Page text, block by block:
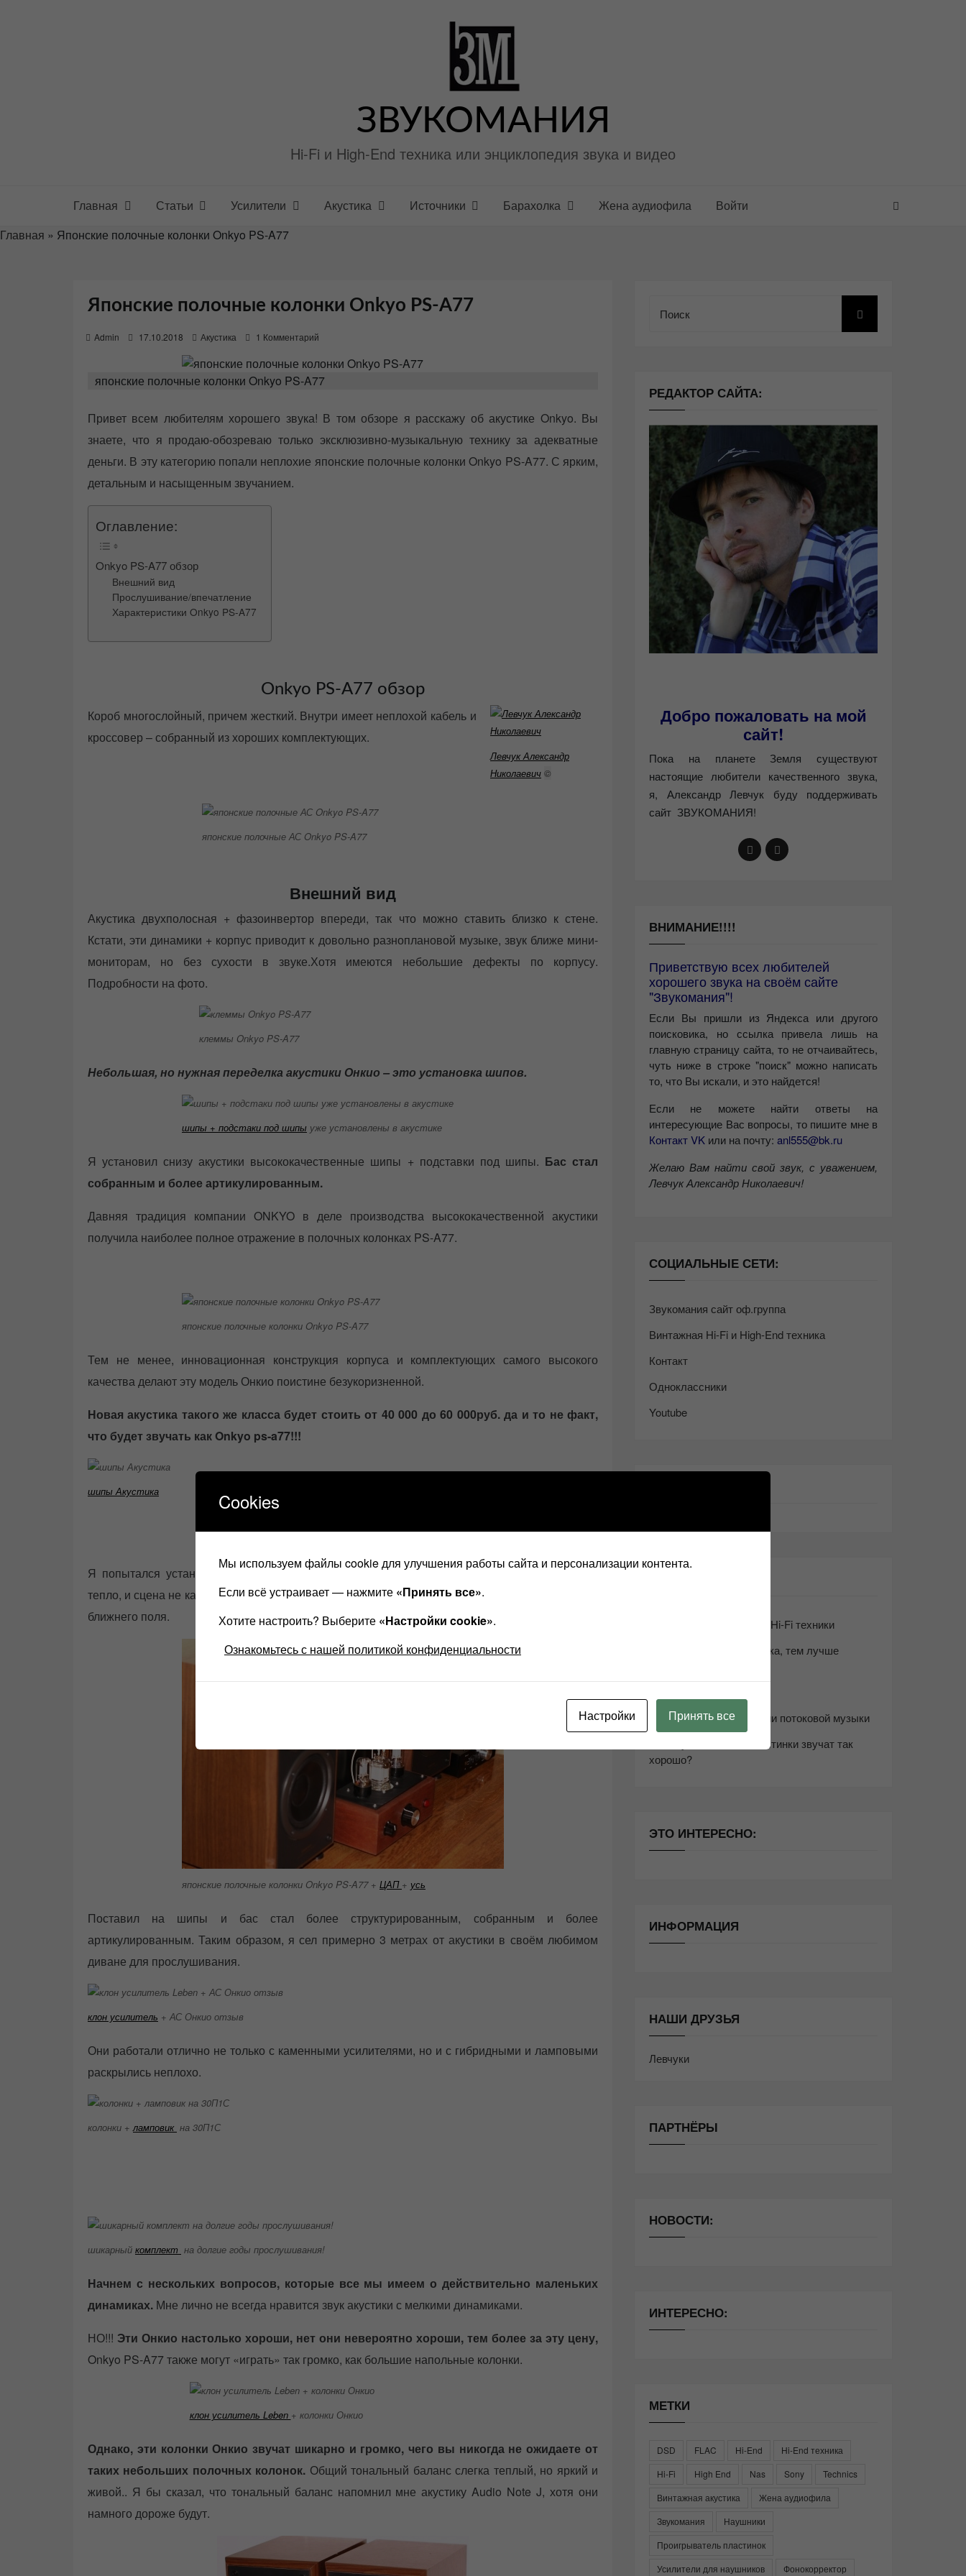
ЗВУКОМАНИЯ
Hi-Fi и High-End техника или энциклопедия звука и видео
Главная Статьи Усилители Акустика Источники Барахолка Жена аудиофила
Войти
Главная » Японские полочные колонки Onkyo PS-A77
Японские полочные колонки Onkyo PS-A77
Admin
e
o
n
17.10.2018 Акустика 1 Комментарий
японские полочные колонки Onkyo PS-A77
Привет всем любителям хорошего звука! В том обзоре я расскажу об акустике Onkyo. Вы
знаете, что я продаю-обозреваю только эксклюзивно-музыкальную технику за адекватные
деньги. В эту категорию попали неплохие японские полочные колонки Onkyo PS-A77. С ярким,
детальным и насыщенным звучанием.
Оглавление:
Onkyo PS-A77 обзор
Внешний вид
Прослушивание/впечатление
Характеристики Onkyo PS-A77
Onkyo PS-A77 обзор
Левчук Александр
Николаевич ©
Короб многослойный, причем жесткий. Внутри имеет неплохой кабель и
кроссовер – собранный из хороших комплектующих.
японские полочные АС Onkyo PS-A77
Внешний вид
Акустика двухполосная + фазоинвертор впереди, так что можно ставить близко к стене.
Кстати, эти динамики + корпус приводит к довольно разноплановой музыке, звук ближе мини-
мониторам, но без сухости в звуке.Хотя имеются небольшие дефекты по корпусу.
Подробности на фото.
клеммы Onkyo PS-A77
Небольшая, но нужная переделка акустики Онкио – это установка шипов.
шипы + подстаки под шипы уже установлены в акустике
Я установил снизу акустики высококачественные шипы + подставки под шипы. Бас стал
собранным и более артикулированным.
Давняя традиция компании ONKYO в деле производства высококачественной акустики
получила наиболее полное отражение в полочных колонках PS-A77.
японские полочные колонки Onkyo PS-A77
Тем не менее, инновационная конструкция корпуса и комплектующих самого высокого
качества делают эту модель Онкио поистине безукоризненной.
Новая акустика такого же класса будет стоить от 40 000 до 60 000руб. да и то не факт,
что будет звучать как Onkyo ps-a77!!!
шипы Акустика
Я попытался установить акустику Онкио близко к задней стене, и они зазвучали слишком
тепло, и сцена не казалась размытой. Поэтому я рекомендую их не только для прослушивания
ближнего поля.
японские полочные колонки Onkyo PS-A77 + ЦАП + усь
Поставил на шипы и бас стал более структурированным, собранным и более
артикулированным. Таким образом, я сел примерно 3 метрах от акустики в своём любимом
диване для прослушивания.
клон усилитель + АС Онкио отзыв
Они работали отлично не только с каменными усилителями, но и с гибридными и ламповыми
раскрылись неплохо.
колонки +ламповик на 30П1С
шикарный комплект на долгие годы прослушивания!
Начнем с нескольких вопросов, которые все мы имеем о действительно маленьких
динамиках. Мне лично не всегда нравится звук акустики с мелкими динамиками.
НО!!! Эти Онкио настолько хороши, нет они невероятно хороши, тем более за эту цену,
Onkyo PS-A77 также могут «играть» так громко, как большие напольные колонки.
клон усилитель Leben + колонки Онкио
Однако, эти колонки Онкио звучат шикарно и громко, чего вы никогда не ожидаете от
таких небольших полочных колонок. Общий тональный баланс слегка теплый, но яркий и
живой.. Я бы сказал, что тональный баланс напомнил мне акустику Audio Note J, хотя они
намного дороже будут.
РЕДАКТОР САЙТА:
Добро пожаловать на мой
сайт!
Пока на планете Земля существуют
настоящие любители качественного звука,
я, Александр Левчук буду поддерживать
сайт ЗВУКОМАНИЯ!
ВНИМАНИЕ!!!!
Приветствую всех любителей
хорошего звука на своём сайте
"Звукомания"!
Если Вы пришли из Яндекса или другого
поисковика, но ссылка привела лишь на
главную страницу сайта, то не отчаивайтесь,
чуть ниже в строке "поиск" можно написать
то, что Вы искали, и это найдется!
Если не можете найти ответы на
интересующие Вас вопросы, то пишите мне в
Контакт VK или на почту: anl555@bk.ru
Желаю Вам найти свой звук, с уважением,
Левчук Александр Николаевич!
СОЦИАЛЬНЫЕ СЕТИ:
Звукомания сайт оф.группа
Винтажная Hi-Fi и High-End техника
Контакт
Одноклассники
Youtube
Возьмите друга в салон Hi-Fi техники
Чем дороже аудиотехника, тем лучше
10 способов оптимизации потоковой музыки
Почему виниловые пластинки звучат так
хорошо?
ЭТО ИНТЕРЕСНО:
ИНФОРМАЦИЯ
НАШИ ДРУЗЬЯ
Левчуки
ПАРТНЁРЫ
НОВОСТИ:
ИНТЕРЕСНО:
МЕТКИ
DSD FLAC Hi-End
Hi-End техника
Hi-Fi
High End Nas Sony
Technics
Винтажная акустика
Жена аудиофила
Звукомания
Наушники
Проигрыватель пластинок
Усилители для наушников
Фонокорректор
Cookies
Мы используем файлы cookie для улучшения работы сайта и персонализации контента.
Если всё устраивает — нажмите «Принять все».
Хотите настроить? Выберите «Настройки cookie».
Ознакомьтесь с нашей политикой конфиденциальности
Настройки Принять все